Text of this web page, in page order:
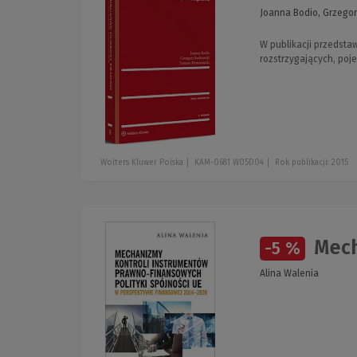
Joanna Bodio,
W publikacji
rozstrzygających,
Wolters Kluwer Polska KAM-0681 W05D04 Rok publikacji: 2015
-5 %
Alina Walenia